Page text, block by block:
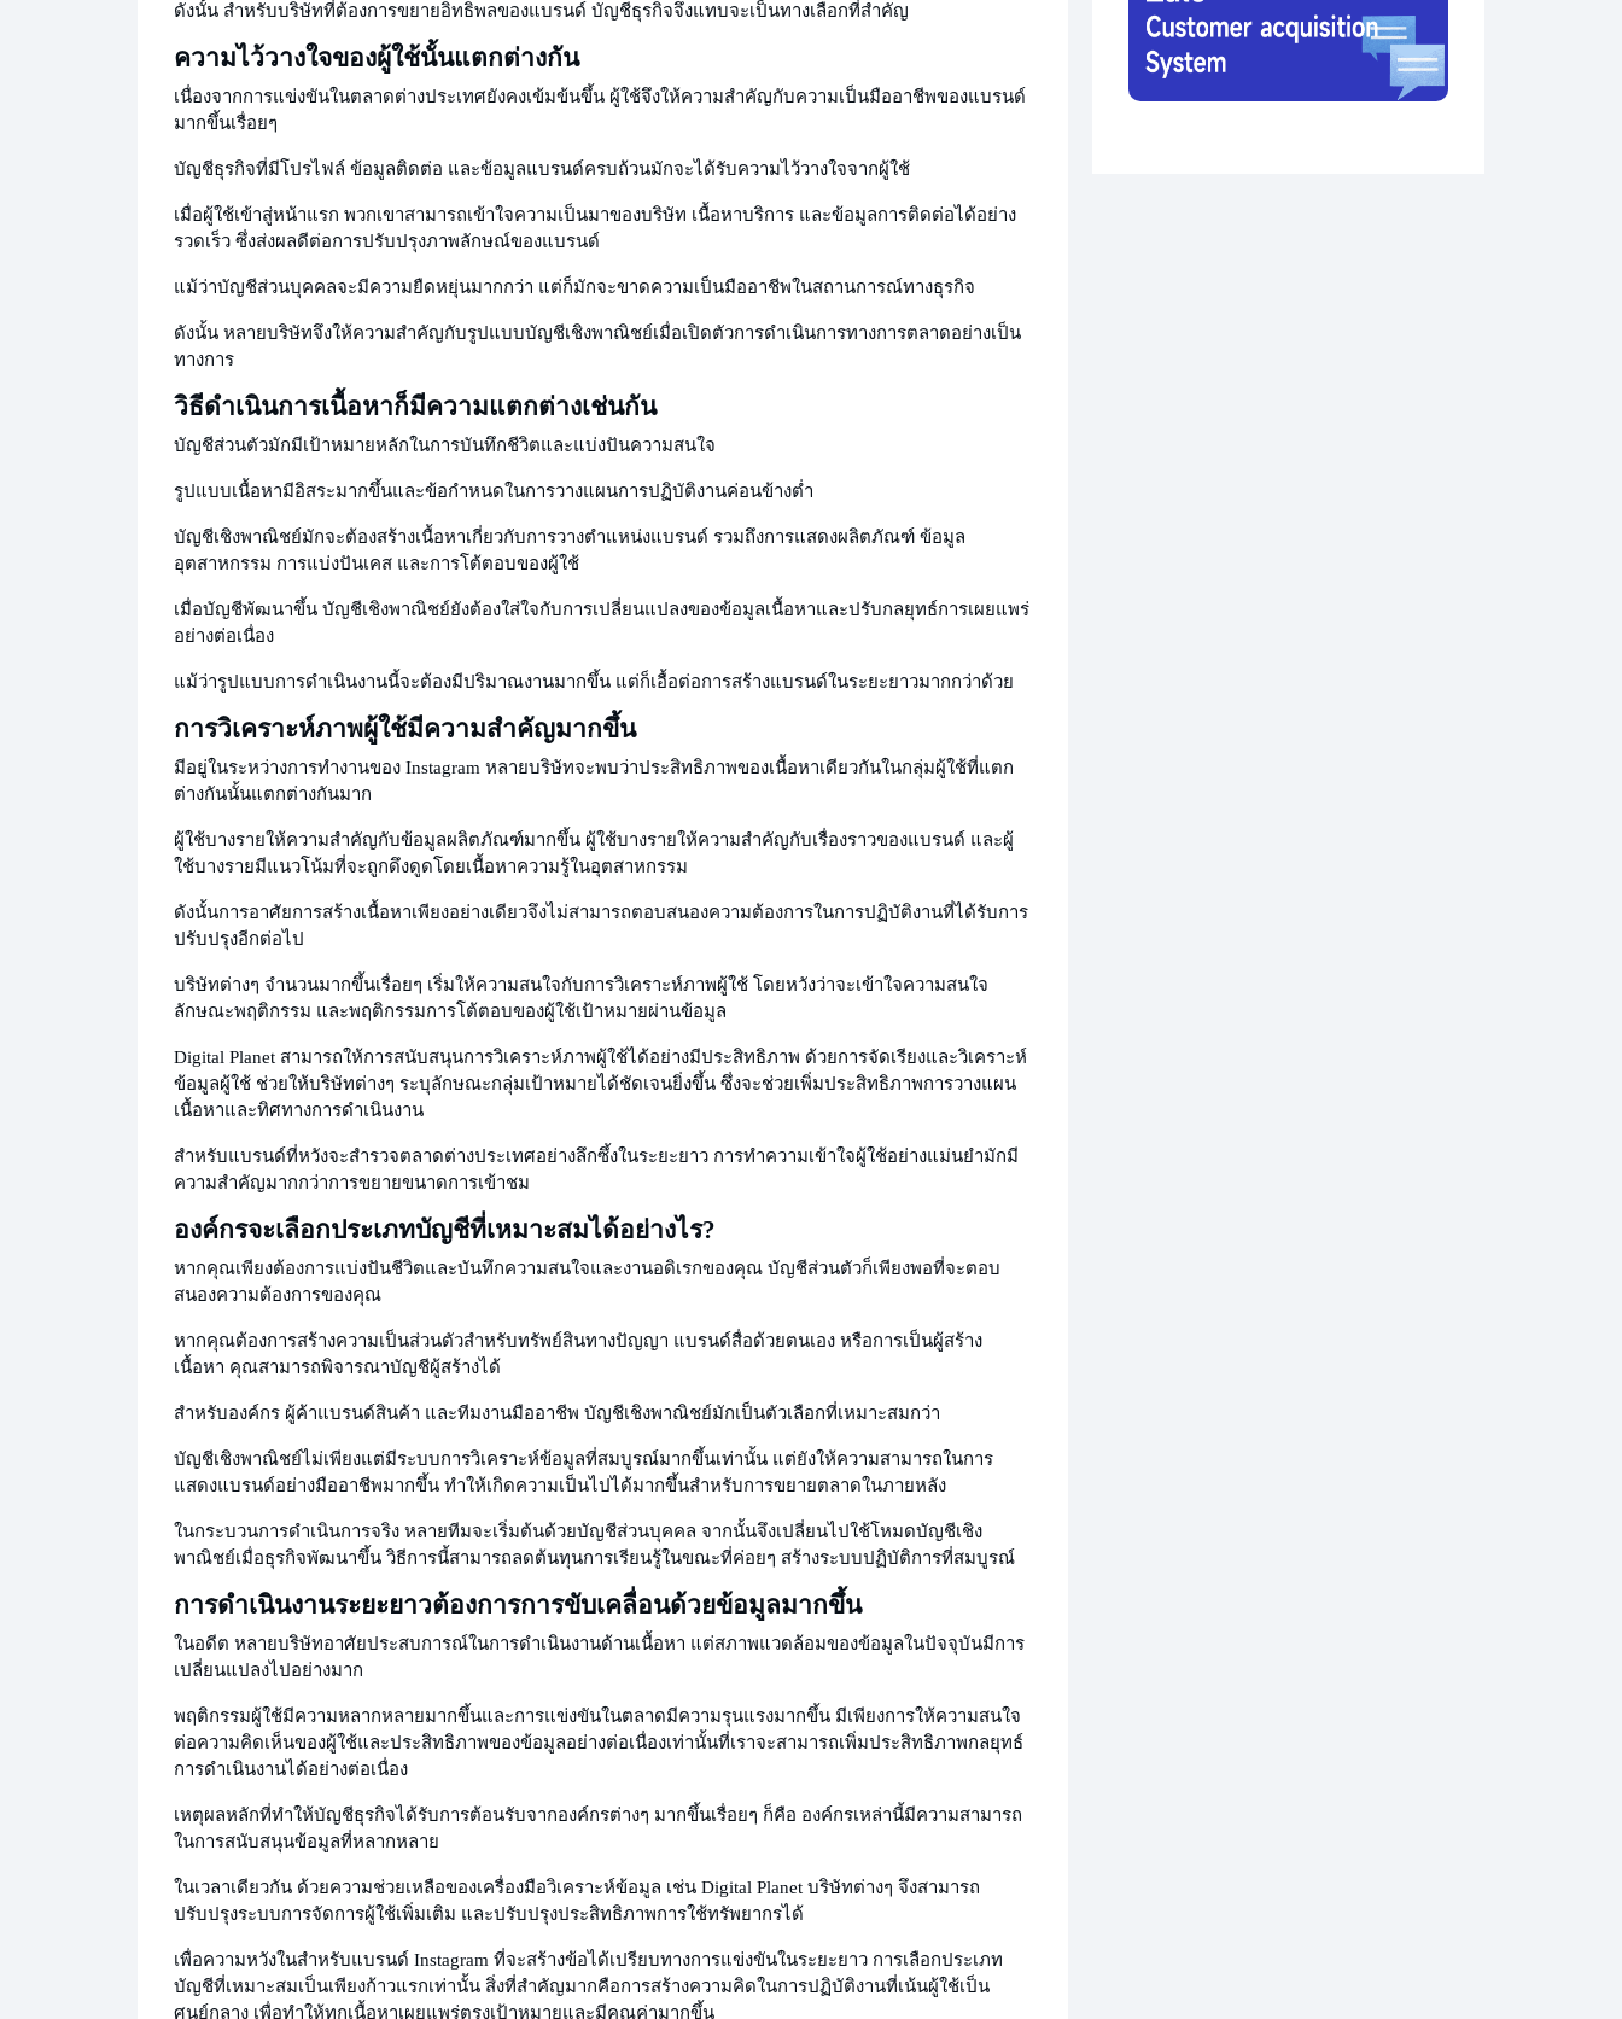
ดังนั้น สำหรับบริษัทที่ต้องการขยายอิทธิพลของแบรนด์ บัญชีธุรกิจจึงแทบจะเป็นทางเลือกที่สำคัญ
ความไว้วางใจของผู้ใช้นั้นแตกต่างกัน
เนื่องจากการแข่งขันในตลาดต่างประเทศยังคงเข้มข้นขึ้น ผู้ใช้จึงให้ความสำคัญกับความเป็นมืออาชีพของแบรนด์
มากขึ้นเรื่อยๆ
บัญชีธุรกิจที่มีโปรไฟล์ ข้อมูลติดต่อ และข้อมูลแบรนด์ครบถ้วนมักจะได้รับความไว้วางใจจากผู้ใช้
เมื่อผู้ใช้เข้าสู่หน้าแรก พวกเขาสามารถเข้าใจความเป็นมาของบริษัท เนื้อหาบริการ และข้อมูลการติดต่อได้อย่าง
รวดเร็ว ซึ่งส่งผลดีต่อการปรับปรุงภาพลักษณ์ของแบรนด์
แม้ว่าบัญชีส่วนบุคคลจะมีความยืดหยุ่นมากกว่า แต่ก็มักจะขาดความเป็นมืออาชีพในสถานการณ์ทางธุรกิจ
ดังนั้น หลายบริษัทจึงให้ความสำคัญกับรูปแบบบัญชีเชิงพาณิชย์เมื่อเปิดตัวการดำเนินการทางการตลาดอย่างเป็น
ทางการ
วิธีดำเนินการเนื้อหาก็มีความแตกต่างเช่นกัน
บัญชีส่วนตัวมักมีเป้าหมายหลักในการบันทึกชีวิตและแบ่งปันความสนใจ
รูปแบบเนื้อหามีอิสระมากขึ้นและข้อกำหนดในการวางแผนการปฏิบัติงานค่อนข้างต่ำ
บัญชีเชิงพาณิชย์มักจะต้องสร้างเนื้อหาเกี่ยวกับการวางตำแหน่งแบรนด์ รวมถึงการแสดงผลิตภัณฑ์ ข้อมูล
อุตสาหกรรม การแบ่งปันเคส และการโต้ตอบของผู้ใช้
เมื่อบัญชีพัฒนาขึ้น บัญชีเชิงพาณิชย์ยังต้องใส่ใจกับการเปลี่ยนแปลงของข้อมูลเนื้อหาและปรับกลยุทธ์การเผยแพร่
อย่างต่อเนื่อง
แม้ว่ารูปแบบการดำเนินงานนี้จะต้องมีปริมาณงานมากขึ้น แต่ก็เอื้อต่อการสร้างแบรนด์ในระยะยาวมากกว่าด้วย
การวิเคราะห์ภาพผู้ใช้มีความสำคัญมากขึ้น
มีอยู่ในระหว่างการทำงานของ Instagram หลายบริษัทจะพบว่าประสิทธิภาพของเนื้อหาเดียวกันในกลุ่มผู้ใช้ที่แตก
ต่างกันนั้นแตกต่างกันมาก
ผู้ใช้บางรายให้ความสำคัญกับข้อมูลผลิตภัณฑ์มากขึ้น ผู้ใช้บางรายให้ความสำคัญกับเรื่องราวของแบรนด์ และผู้
ใช้บางรายมีแนวโน้มที่จะถูกดึงดูดโดยเนื้อหาความรู้ในอุตสาหกรรม
ดังนั้นการอาศัยการสร้างเนื้อหาเพียงอย่างเดียวจึงไม่สามารถตอบสนองความต้องการในการปฏิบัติงานที่ได้รับการ
ปรับปรุงอีกต่อไป
บริษัทต่างๆ จำนวนมากขึ้นเรื่อยๆ เริ่มให้ความสนใจกับการวิเคราะห์ภาพผู้ใช้ โดยหวังว่าจะเข้าใจความสนใจ
ลักษณะพฤติกรรม และพฤติกรรมการโต้ตอบของผู้ใช้เป้าหมายผ่านข้อมูล
Digital Planet สามารถให้การสนับสนุนการวิเคราะห์ภาพผู้ใช้ได้อย่างมีประสิทธิภาพ ด้วยการจัดเรียงและวิเคราะห์
ข้อมูลผู้ใช้ ช่วยให้บริษัทต่างๆ ระบุลักษณะกลุ่มเป้าหมายได้ชัดเจนยิ่งขึ้น ซึ่งจะช่วยเพิ่มประสิทธิภาพการวางแผน
เนื้อหาและทิศทางการดำเนินงาน
สำหรับแบรนด์ที่หวังจะสำรวจตลาดต่างประเทศอย่างลึกซึ้งในระยะยาว การทำความเข้าใจผู้ใช้อย่างแม่นยำมักมี
ความสำคัญมากกว่าการขยายขนาดการเข้าชม
องค์กรจะเลือกประเภทบัญชีที่เหมาะสมได้อย่างไร?
หากคุณเพียงต้องการแบ่งปันชีวิตและบันทึกความสนใจและงานอดิเรกของคุณ บัญชีส่วนตัวก็เพียงพอที่จะตอบ
สนองความต้องการของคุณ
หากคุณต้องการสร้างความเป็นส่วนตัวสำหรับทรัพย์สินทางปัญญา แบรนด์สื่อด้วยตนเอง หรือการเป็นผู้สร้าง
เนื้อหา คุณสามารถพิจารณาบัญชีผู้สร้างได้
สำหรับองค์กร ผู้ค้าแบรนด์สินค้า และทีมงานมืออาชีพ บัญชีเชิงพาณิชย์มักเป็นตัวเลือกที่เหมาะสมกว่า
บัญชีเชิงพาณิชย์ไม่เพียงแต่มีระบบการวิเคราะห์ข้อมูลที่สมบูรณ์มากขึ้นเท่านั้น แต่ยังให้ความสามารถในการ
แสดงแบรนด์อย่างมืออาชีพมากขึ้น ทำให้เกิดความเป็นไปได้มากขึ้นสำหรับการขยายตลาดในภายหลัง
ในกระบวนการดำเนินการจริง หลายทีมจะเริ่มต้นด้วยบัญชีส่วนบุคคล จากนั้นจึงเปลี่ยนไปใช้โหมดบัญชีเชิง
พาณิชย์เมื่อธุรกิจพัฒนาขึ้น วิธีการนี้สามารถลดต้นทุนการเรียนรู้ในขณะที่ค่อยๆ สร้างระบบปฏิบัติการที่สมบูรณ์
การดำเนินงานระยะยาวต้องการการขับเคลื่อนด้วยข้อมูลมากขึ้น
ในอดีต หลายบริษัทอาศัยประสบการณ์ในการดำเนินงานด้านเนื้อหา แต่สภาพแวดล้อมของข้อมูลในปัจจุบันมีการ
เปลี่ยนแปลงไปอย่างมาก
พฤติกรรมผู้ใช้มีความหลากหลายมากขึ้นและการแข่งขันในตลาดมีความรุนแรงมากขึ้น มีเพียงการให้ความสนใจ
ต่อความคิดเห็นของผู้ใช้และประสิทธิภาพของข้อมูลอย่างต่อเนื่องเท่านั้นที่เราจะสามารถเพิ่มประสิทธิภาพกลยุทธ์
การดำเนินงานได้อย่างต่อเนื่อง
เหตุผลหลักที่ทำให้บัญชีธุรกิจได้รับการต้อนรับจากองค์กรต่างๆ มากขึ้นเรื่อยๆ ก็คือ องค์กรเหล่านี้มีความสามารถ
ในการสนับสนุนข้อมูลที่หลากหลาย
ในเวลาเดียวกัน ด้วยความช่วยเหลือของเครื่องมือวิเคราะห์ข้อมูล เช่น Digital Planet บริษัทต่างๆ จึงสามารถ
ปรับปรุงระบบการจัดการผู้ใช้เพิ่มเติม และปรับปรุงประสิทธิภาพการใช้ทรัพยากรได้
เพื่อความหวังในสำหรับแบรนด์ Instagram ที่จะสร้างข้อได้เปรียบทางการแข่งขันในระยะยาว การเลือกประเภท
บัญชีที่เหมาะสมเป็นเพียงก้าวแรกเท่านั้น สิ่งที่สำคัญมากคือการสร้างความคิดในการปฏิบัติงานที่เน้นผู้ใช้เป็น
ศูนย์กลาง เพื่อทำให้ทุกเนื้อหาเผยแพร่ตรงเป้าหมายและมีคุณค่ามากขึ้น